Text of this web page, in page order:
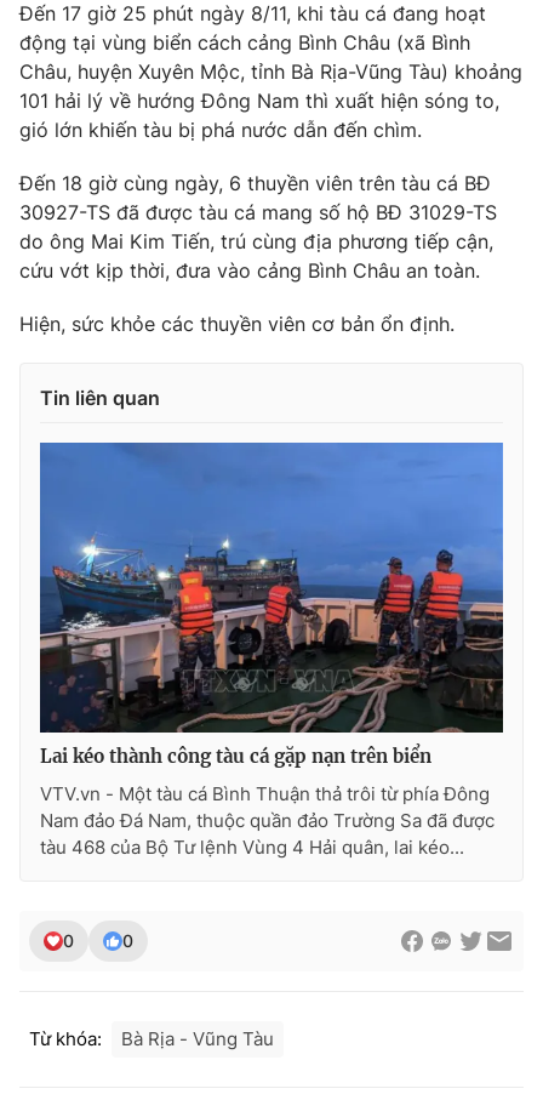
Phim VTV
Hậu trường
Nhân vật
Khán giả
Giải sao mai
Giải trí
Điện ảnh
Sao
Đời sống
Du lịch
Làm đẹp
Chất lượng cuộc sống
Giáo dục
Tuyển sinh
Công nghệ
Hitech Công nghệ tương lai
Giao lưu trực tuyến
Lịch phát sóng
Emagazine Podcast
Photo Infographic
Video Shorts video
VTV Money VTV Thể thao
VTV Sức khoẻ Bất động sản
VTV4
VTV9 VTV8
Đến 17 giờ 25 phút ngày 8/11, khi tàu cá đang hoạt
động tại vùng biển cách cảng Bình Châu (xã Bình
Châu, huyện Xuyên Mộc, tỉnh Bà Rịa-Vũng Tàu) khoảng
101 hải lý về hướng Đông Nam thì xuất hiện sóng to,
gió lớn khiến tàu bị phá nước dẫn đến chìm.
Đến 18 giờ cùng ngày, 6 thuyền viên trên tàu cá BĐ
30927-TS đã được tàu cá mang số hộ BĐ 31029-TS
do ông Mai Kim Tiến, trú cùng địa phương tiếp cận,
cứu vớt kịp thời, đưa vào cảng Bình Châu an toàn.
Hiện, sức khỏe các thuyền viên cơ bản ổn định.
Tin liên quan
Lai kéo thành công tàu cá gặp nạn trên biển
VTV.vn - Một tàu cá Bình Thuận thả trôi từ phía Đông
Nam đảo Đá Nam, thuộc quần đảo Trường Sa đã được
tàu 468 của Bộ Tư lệnh Vùng 4 Hải quân, lai kéo...
0 0
Từ khóa: Bà Rịa - Vũng Tàu